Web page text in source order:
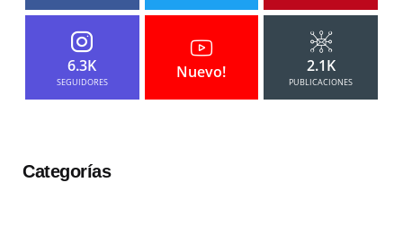
6.3K
SEGUIDORES
Nuevo! 2.1K
PUBLICACIONES
Categorías